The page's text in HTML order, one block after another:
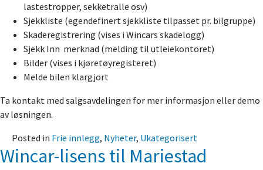
lastestropper, sekketralle osv)
Sjekkliste (egendefinert sjekkliste tilpasset pr. bilgruppe)
Skaderegistrering (vises i Wincars skadelogg)
Sjekk Inn merknad (melding til utleiekontoret)
Bilder (vises i kjøretøyregisteret)
Melde bilen klargjort
Ta kontakt med salgsavdelingen for mer informasjon eller demo
av løsningen.
Posted in Frie innlegg, Nyheter, Ukategorisert
Wincar-lisens til Mariestad